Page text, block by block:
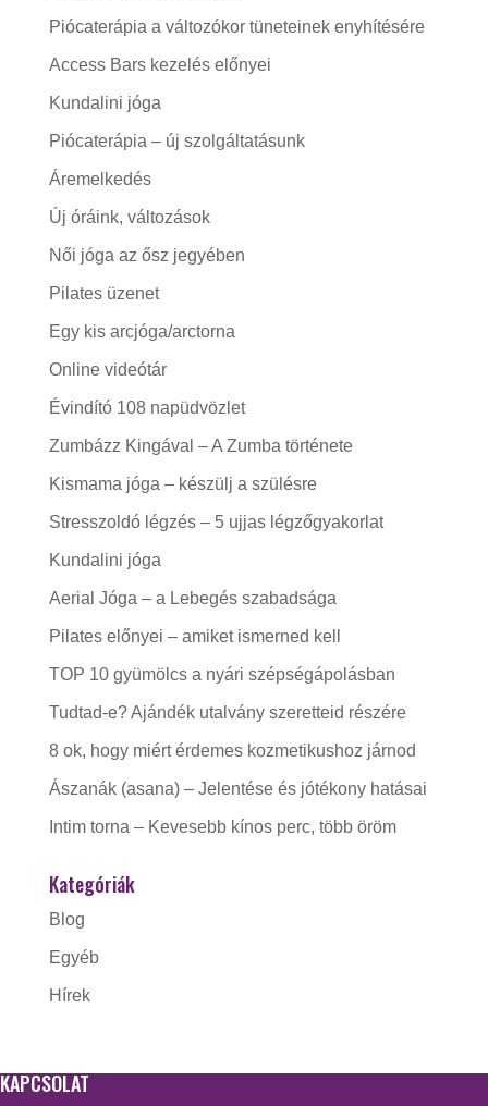
Piócaterápia a változókor tüneteinek enyhítésére
Access Bars kezelés előnyei
Kundalini jóga
Piócaterápia – új szolgáltatásunk
Áremelkedés
Új óráink, változások
Női jóga az ősz jegyében
Pilates üzenet
Egy kis arcjóga/arctorna
Online videótár
Évindító 108 napüdvözlet
Zumbázz Kingával – A Zumba története
Kismama jóga – készülj a szülésre
Stresszoldó légzés – 5 ujjas légzőgyakorlat
Kundalini jóga
Aerial Jóga – a Lebegés szabadsága
Pilates előnyei – amiket ismerned kell
TOP 10 gyümölcs a nyári szépségápolásban
Tudtad-e? Ajándék utalvány szeretteid részére
8 ok, hogy miért érdemes kozmetikushoz járnod
Ászanák (asana) – Jelentése és jótékony hatásai
Intim torna – Kevesebb kínos perc, több öröm
Kategóriák
Blog
Egyéb
Hírek
KAPCSOLAT